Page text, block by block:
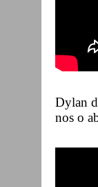
Dylan
nos o